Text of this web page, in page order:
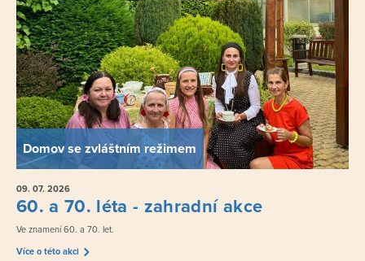
Domov se zvláštním režimem
09. 07. 2026
60. a 70. léta - zahradní akce
Ve znamení 60. a 70. let.
Více o této akci